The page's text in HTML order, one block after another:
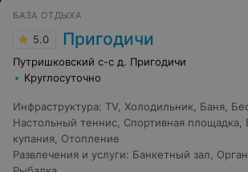
БАЗА ОТДЫХА
5.0 Пригодичи
Путришковский с-с д. Пригодичи
Круглосуточно
Инфраструктура: TV, Холодильник, Баня,
Настольный теннис, Спортивная площадка,
купания, Отопление
Развлечения и услуги: Банкетный зал,